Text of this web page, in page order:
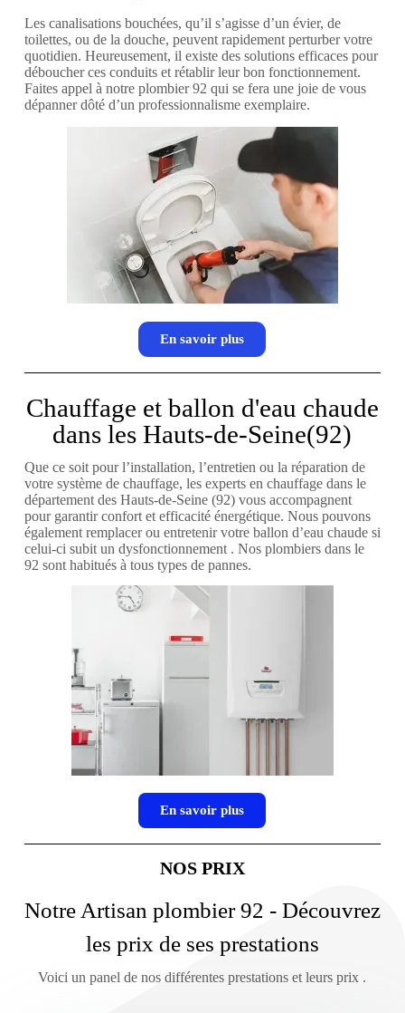
Les canalisations bouchées, qu’il s’agisse d’un évier, de
toilettes, ou de la douche, peuvent rapidement perturber votre
quotidien. Heureusement, il existe des solutions efficaces pour
déboucher ces conduits et rétablir leur bon fonctionnement.
Faites appel à notre plombier 92 qui se fera une joie de vous
dépanner dôté d’un professionnalisme exemplaire.
En savoir plus
Chauffage et ballon d'eau chaude
dans les Hauts-de-Seine(92)
Que ce soit pour l’installation, l’entretien ou la réparation de
votre système de chauffage, les experts en chauffage dans le
département des Hauts-de-Seine (92) vous accompagnent
pour garantir confort et efficacité énergétique. Nous pouvons
également remplacer ou entretenir votre ballon d’eau chaude si
celui-ci subit un dysfonctionnement . Nos plombiers dans le
92 sont habitués à tous types de pannes.
En savoir plus
NOS PRIX
Notre Artisan plombier 92 - Découvrez
les prix de ses prestations
Voici un panel de nos différentes prestations et leurs prix .